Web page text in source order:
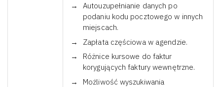
Autouzupełnianie danych po
podaniu kodu pocztowego w innych
miejscach.
Zapłata częściowa w agendzie.
Różnice kursowe do faktur
korygujących faktury wewnętrzne.
Możliwość wyszukiwania